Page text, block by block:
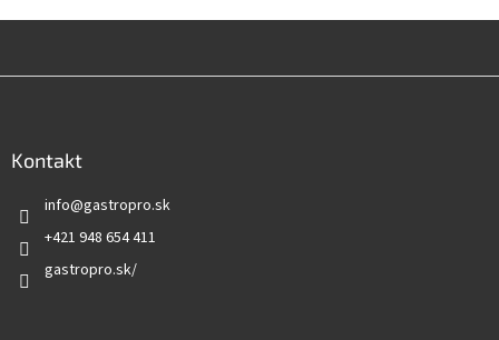
Kontakt
info@gastropro.sk
+421 948 654 411
gastropro.sk/